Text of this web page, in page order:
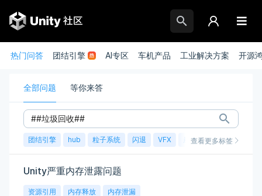
热门问答 团结引擎 AI专区 车机产品 工业解决方案 开源
全部问题 等你来答
团结引擎 hub 粒子系统 闪退 VFX 崩溃 账号 渲染
查看更多标签
Unity严重内存泄露问题
资源引用 内存释放 内存泄漏